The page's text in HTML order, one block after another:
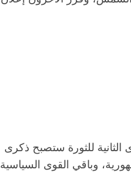
الثانية للثورة ستصبح ذكرى
وباقي القوى السياسية